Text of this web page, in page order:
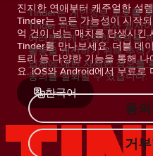
진지한 연애부터 캐주얼한 설
Tinder는 모든 가능성이 시작
억 건이 넘는 매치를 탄생시킨
Tinder를 만나보세요. 더블 데
트리 등 다양한 기능을 통해
요. iOS와 Android에서 무료로
한국어
Tinder는 개인정보 보호를
Tinder 파트너는 당사 웹사
여러분에게 다양한 혜택을
활동을 개선하기 위해 추적
업체에 대한 자세한 정보를
동의를 철회할 수 있습니다.
동
거